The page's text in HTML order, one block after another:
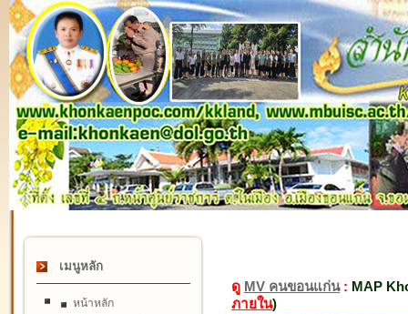
เมนูหลัก
หน้าหลัก
ดู MV คนขอนแก่น: MAP
ภายใน)